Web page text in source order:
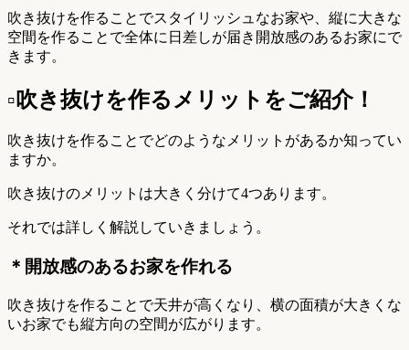
吹き抜けを作ることでスタイリッシュなお家や、縦に大きな
空間を作ることで全体に日差しが届き開放感のあるお家にで
きます。
▫︎吹き抜けを作るメリットをご紹介！
吹き抜けを作ることでどのようなメリットがあるか知ってい
ますか。
吹き抜けのメリットは大きく分けて4つあります。
それでは詳しく解説していきましょう。
＊開放感のあるお家を作れる
吹き抜けを作ることで天井が高くなり、横の面積が大きくな
いお家でも縦方向の空間が広がります。